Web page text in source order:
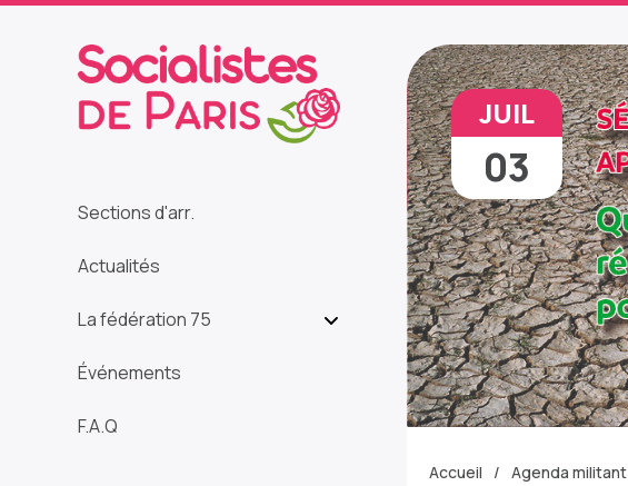
Sections d'arr.
Actualités
La fédération 75
Événements
F.A.Q
JUIL
03
Accueil Agenda militant